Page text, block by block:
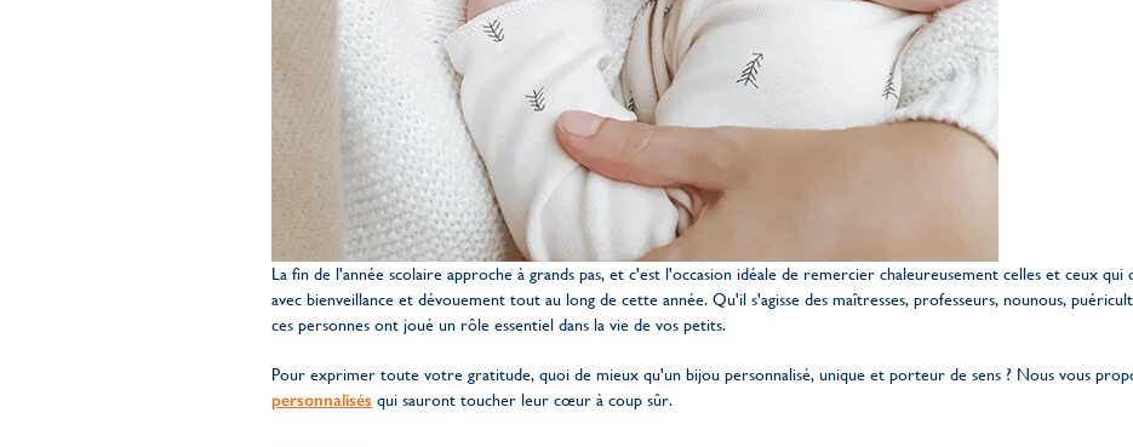
La fin de l'année scolaire approche à grands pas, et c'est l'occasion idéale de remercier chaleureusement celles et ceux qui
avec bienveillance et dévouement tout au long de cette année. Qu'il s'agisse des maîtresses, professeurs, nounous,
ces personnes ont joué un rôle essentiel dans la vie de vos petits.
Pour exprimer toute votre gratitude, quoi de mieux qu'un bijou personnalisé, unique et porteur de sens ? Nous vous
personnalisés qui sauront toucher leur cœur à coup sûr.